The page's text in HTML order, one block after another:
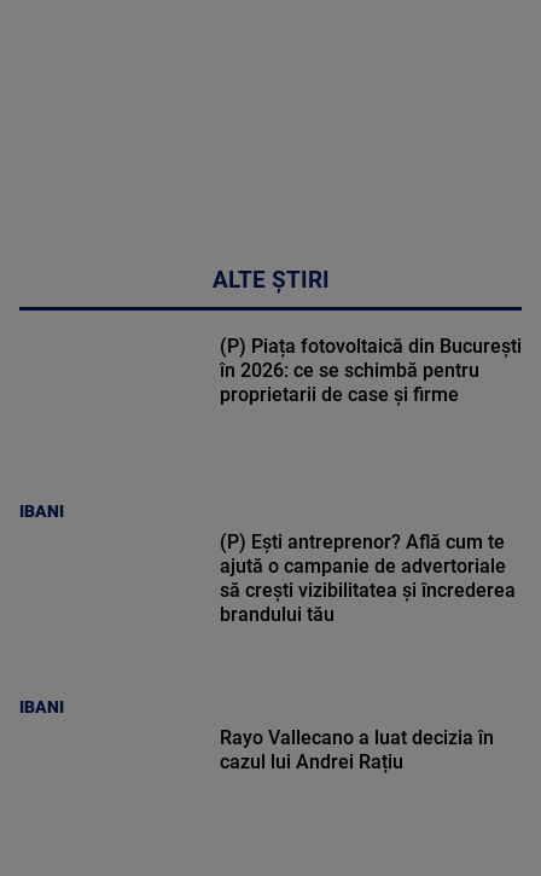
ALTE ȘTIRI
IBANI
(P) Piața fotovoltaică din București
în 2026: ce se schimbă pentru
proprietarii de case și firme
IBANI
(P) Ești antreprenor? Află cum te
ajută o campanie de advertoriale
să crești vizibilitatea și încrederea
brandului tău
Rayo Vallecano a luat decizia în
cazul lui Andrei Rațiu